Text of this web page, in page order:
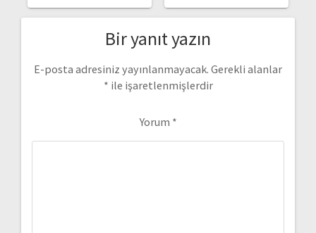
Bir yanıt yazın
E-posta adresiniz yayınlanmayacak. Gerekli alanlar
* ile işaretlenmişlerdir
Yorum *